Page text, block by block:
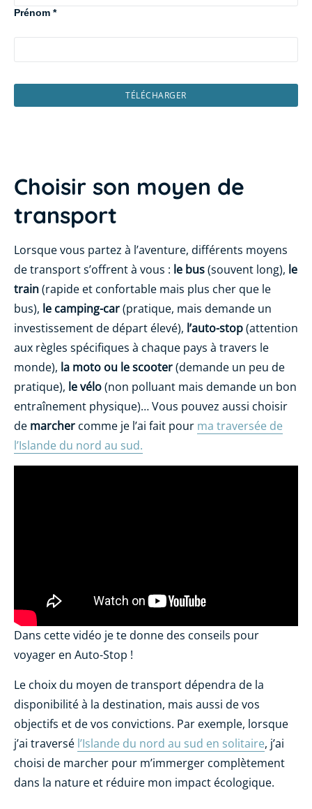
Prénom *
Choisir son moyen de
transport
Lorsque vous partez à l’aventure, différents moyens
de transport s’offrent à vous : le bus(souvent long), le
train(rapide et confortable mais plus cher que le
bus), le camping-car(pratique, mais demande un
investissement de départ élevé), l’auto-stop(attention
aux règles spécifiques à chaque pays à travers le
monde), la moto ou le scooter(demande un peu de
pratique), le vélo(non polluant mais demande un bon
entraînement physique)… Vous pouvez aussi choisir
de marcher comme je l’ai fait pour ma traversée de
l’Islande du nord au sud.
Dans cette vidéo je te donne des conseils pour
voyager en Auto-Stop !
Le choix du moyen de transport dépendra de la
disponibilité à la destination, mais aussi de vos
objectifs et de vos convictions. Par exemple, lorsque
j’ai traversé l’Islande du nord au sud en solitaire, j’ai
choisi de marcher pour m’immerger complètement
dans la nature et réduire mon impact écologique.